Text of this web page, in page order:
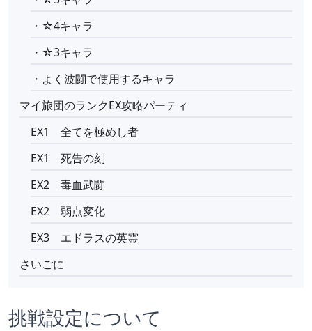
・☆4キャラ
・☆3キャラ
・よく波闘で使用するキャラ
マイ旅団のランクEX攻略パーティ
EX1 全てを極めし者
EX1 死告の刻
EX2 毒血武闘
EX2 弱点変化
EX3 エドラスの英霊
さいごに
挑戦設定について